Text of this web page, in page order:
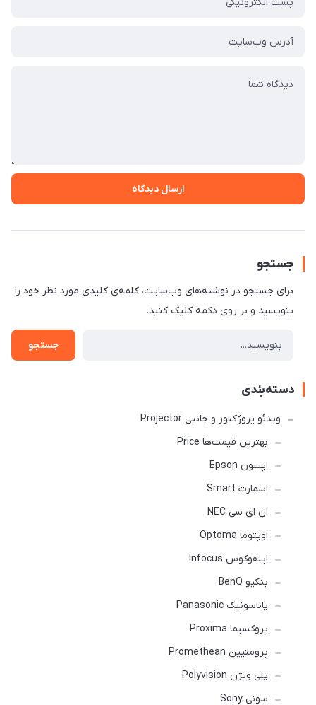
ارسال دیدگاه
جستجو
برای جستجو در نوشته‌های وب‌سایت، کلمه‌ی کلیدی مورد نظر خود را
بنویسید و بر روی دکمه کلیک کنید.
جستجو
دسته‌بندی
ویدئو پروژکتور و جانبی Projector
بهترین قیمت‌ها Price
اپسون Epson
اسمارت Smart
ان ای سی NEC
اوپتوما Optoma
اینفوکوس Infocus
بنکیو BenQ
پاناسونیک Panasonic
پروکسیما Proxima
پرومتیین Promethean
پلی ویژن Polyvision
سونی Sony